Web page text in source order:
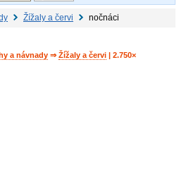
Žížaly a červi nočnáci
a návnady ⇒ Žížaly a červi | 2.750×